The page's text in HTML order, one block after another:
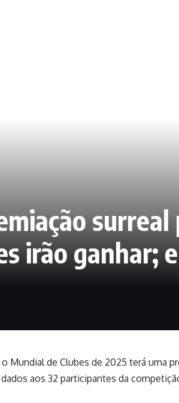
irão ganhar;
Mundial de Clubes de 2025 terá uma
aos 32 participantes da